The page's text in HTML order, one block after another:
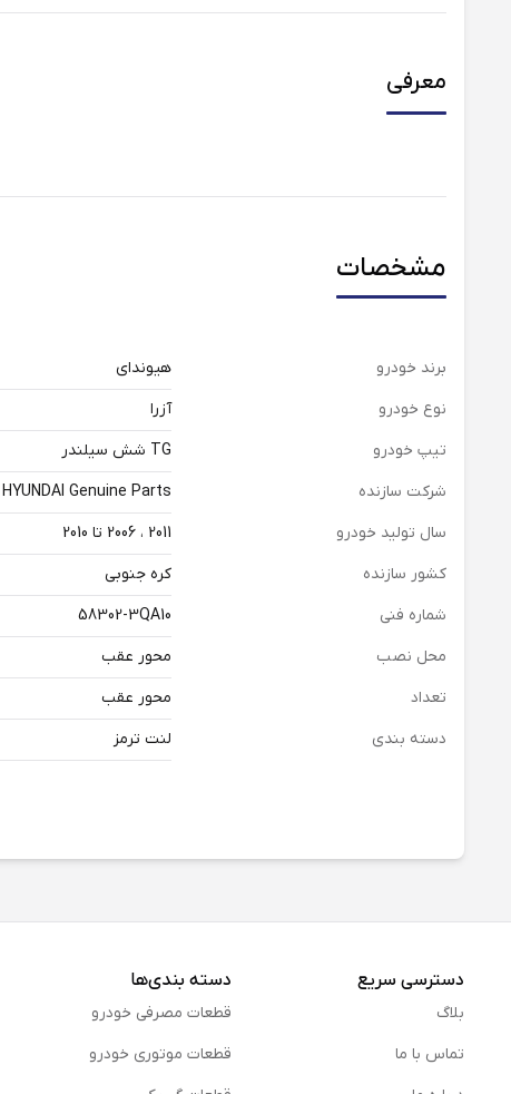
معرفی
مشخصات
برند خودرو
هیوندای
نوع خودرو
آزرا
تیپ خودرو
TG شش سیلندر
شرکت سازنده
HYUNDAI Genuine Parts
سال تولید خودرو
2011 ، 2006 تا 2010
کشور سازنده
کره جنوبی
شماره فنی
58302-3QA10
محل نصب
محور عقب
تعداد
محور عقب
دسته بندی
لنت ترمز
دسترسی سریع
بلاگ
تماس با ما
دسته بندی‌ها
قطعات مصرفی خودرو
قطعات موتوری خودرو